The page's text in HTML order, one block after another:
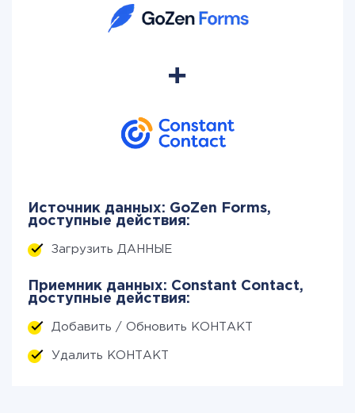
Источник данных: GoZen Forms,
доступные действия:
Загрузить ДАННЫЕ
Приемник данных: Constant Contact,
доступные действия:
Добавить / Обновить КОНТАКТ
Удалить КОНТАКТ